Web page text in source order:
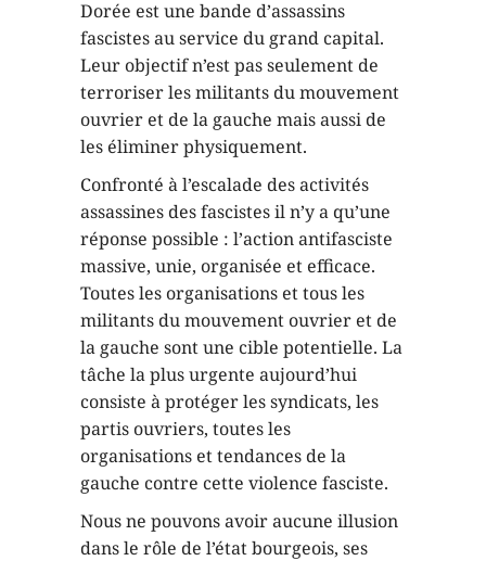
Dorée est une bande d’assassins
fascistes au service du grand capital.
Leur objectif n’est pas seulement de
terroriser les militants du mouvement
ouvrier et de la gauche mais aussi de
les éliminer physiquement.
Confronté à l’escalade des activités
assassines des fascistes il n’y a qu’une
réponse possible : l’action antifasciste
massive, unie, organisée et efficace.
Toutes les organisations et tous les
militants du mouvement ouvrier et de
la gauche sont une cible potentielle. La
tâche la plus urgente aujourd’hui
consiste à protéger les syndicats, les
partis ouvriers, toutes les
organisations et tendances de la
gauche contre cette violence fasciste.
Nous ne pouvons avoir aucune illusion
dans le rôle de l’état bourgeois, ses